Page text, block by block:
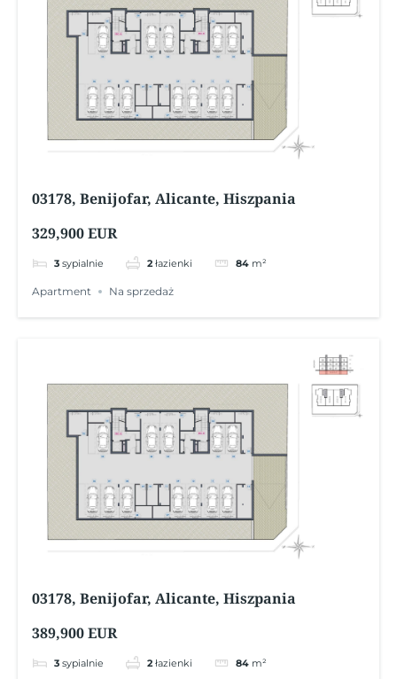
03178, Benijofar, Alicante, Hiszpania
329,900 EUR
3 sypialnie 2 łazienki 84 m²
Apartment Na sprzedaż
03178, Benijofar, Alicante, Hiszpania
389,900 EUR
3 sypialnie 2 łazienki 84 m²